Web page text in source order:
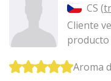
CS (
Cliente
producto
Aroma